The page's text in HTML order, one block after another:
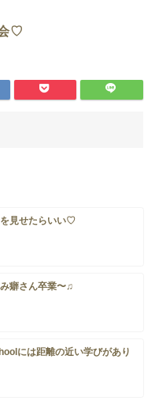
♡
見せたらいい♡
癖さん卒業〜♫
には距離の近い学びがあり